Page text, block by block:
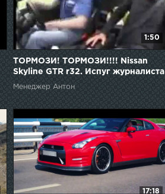
1:50
ТОРМОЗИ! ТОРМОЗИ!!!! Nissan
Skyline GTR r32. Испуг журналиста
Менеджер Антон
17:18